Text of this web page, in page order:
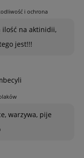
i ochrona
ilość na aktinidii,
jest!!!
warzywa, pije